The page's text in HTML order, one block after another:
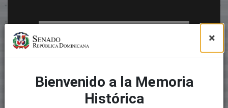
×
Bienvenido a la Memoria
Histórica